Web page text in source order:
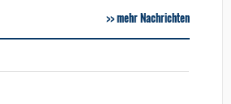
mehr Nachrichten